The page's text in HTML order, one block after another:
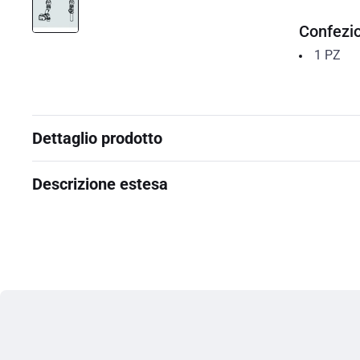
1 PZ
Dettaglio prodotto
Descrizione estesa